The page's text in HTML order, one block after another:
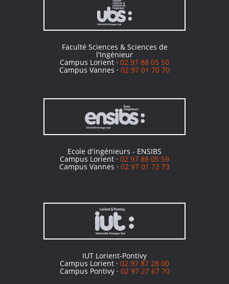
Faculté Sciences & Sciences de
l'Ingénieur
Campus Lorient · 02 97 88 05 50
Campus Vannes · 02 97 01 70 70
Ecole d'ingénieurs - ENSIBS
Campus Lorient · 02 97 88 05 59
Campus Vannes · 02 97 01 72 73
IUT Lorient-Pontivy
Campus Lorient · 02 97 87 28 00
Campus Pontivy · 02 97 27 67 70